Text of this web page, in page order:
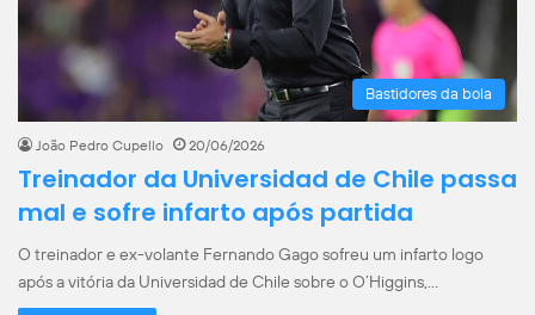
Bastidores da bola
João Pedro Cupello 20/06/2026
Treinador da Universidad de Chile passa
mal e sofre infarto após partida
O treinador e ex-volante Fernando Gago sofreu um infarto logo
após a vitória da Universidad de Chile sobre o O’Higgins,…